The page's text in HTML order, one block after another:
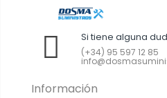
Si tiene alguna
(+34) 95 597 12 85
Información